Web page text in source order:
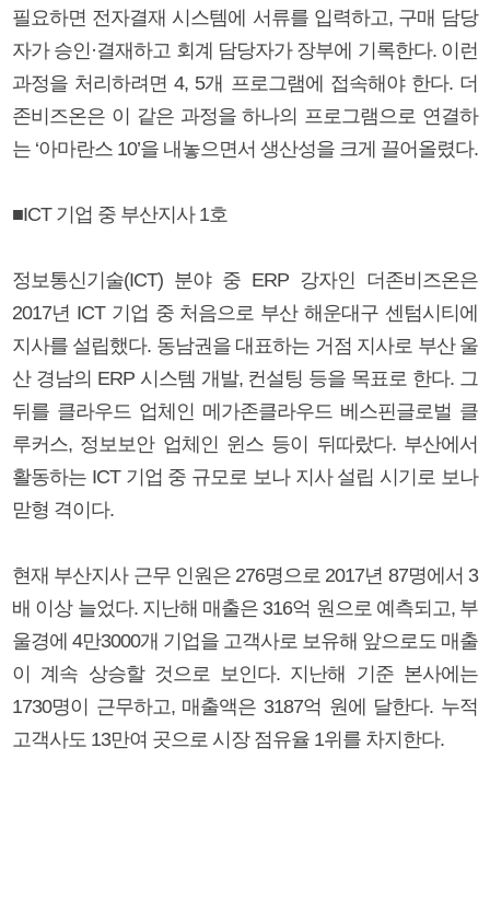
필요하면 전자결재 시스템에 서류를 입력하고, 구매 담당
자가 승인·결재하고 회계 담당자가 장부에 기록한다. 이런
과정을 처리하려면 4, 5개 프로그램에 접속해야 한다. 더
존비즈온은 이 같은 과정을 하나의 프로그램으로 연결하
는 ‘아마란스 10’을 내놓으면서 생산성을 크게 끌어올렸다.
■ICT 기업 중 부산지사 1호
정보통신기술(ICT) 분야 중 ERP 강자인 더존비즈온은
2017년 ICT 기업 중 처음으로 부산 해운대구 센텀시티에
지사를 설립했다. 동남권을 대표하는 거점 지사로 부산 울
산 경남의 ERP 시스템 개발, 컨설팅 등을 목표로 한다. 그
뒤를 클라우드 업체인 메가존클라우드 베스핀글로벌 클
루커스, 정보보안 업체인 윈스 등이 뒤따랐다. 부산에서
활동하는 ICT 기업 중 규모로 보나 지사 설립 시기로 보나
맏형 격이다.
현재 부산지사 근무 인원은 276명으로 2017년 87명에서 3
배 이상 늘었다. 지난해 매출은 316억 원으로 예측되고, 부
울경에 4만3000개 기업을 고객사로 보유해 앞으로도 매출
이 계속 상승할 것으로 보인다. 지난해 기준 본사에는
1730명이 근무하고, 매출액은 3187억 원에 달한다. 누적
고객사도 13만여 곳으로 시장 점유율 1위를 차지한다.